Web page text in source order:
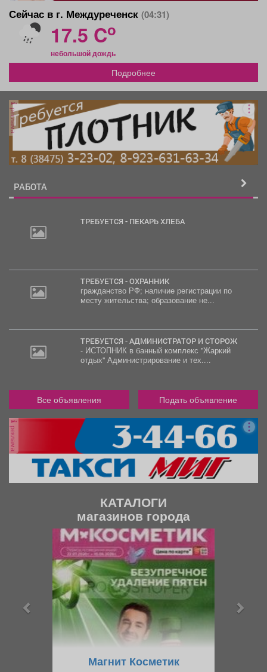
Сейчас в г. Междуреченск (04:31)
17.5 Co
небольшой дождь
Подробнее
реклама
РАБОТА
ТРЕБУЕТСЯ - ПЕКАРЬ ХЛЕБА
ТРЕБУЕТСЯ - ОХРАННИК
гражданство РФ; наличие регистрации по
месту жительства; образование не...
ТРЕБУЕТСЯ - АДМИНИСТРАТОР И СТОРОЖ
- ИСТОПНИК в банный комплекс "Жаркий
отдых" Администрирование и тех....
Все объявления Подать объявление
реклама
КАТАЛОГИ
магазинов города
Магнит Косметик